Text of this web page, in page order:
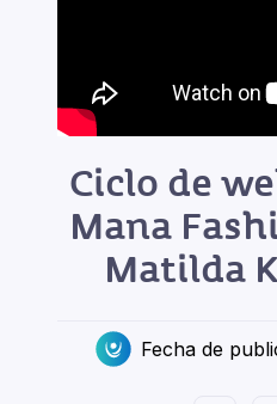
Ciclo de
Mana
Matilda
Fecha de